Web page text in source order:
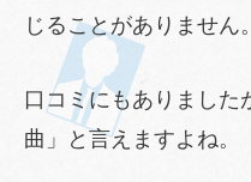
じることがありません。
口コミにもありました
曲」と言えますよね。